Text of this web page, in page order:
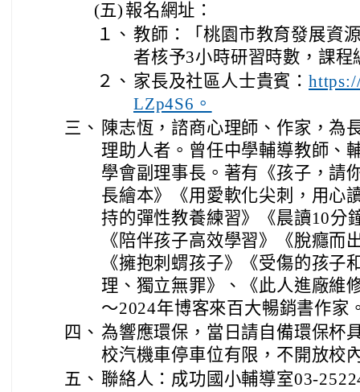
(五) 報名網址：
１、 教師：「桃園市教育發展資
者核予3小時研習時數，課程
２、 家長及社區人士貴賓：
LZp4S6。
三、 陳志恆，諮商心理師、作家，為
理助人者。曾任中學輔導教師、
學會副理事長。著有《孩子，請
長繪本》《用愛軟化尖刺，用心
持的彈性教養練習》《晨讀10分
《陪伴孩子高效學習》《脫癮而
《擁抱刺蝟孩子》《受傷的孩子
理、獨立無罪》、《此人進廠維
～2024年博客來百大暢銷書作家
四、 為響應環保，當日請自備環保杯
校汽機車停車位有限，不開放校
五、 聯絡人：成功國小輔導室03-